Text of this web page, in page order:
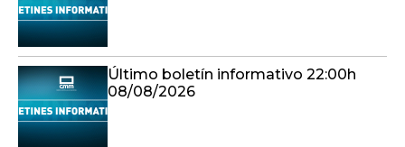
Último boletín informativo 22:00h
08/08/2026